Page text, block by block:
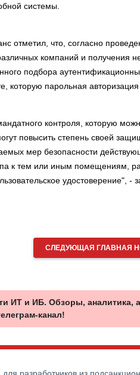
системы.
отметил, что, согласно
компаний и получения
подбора
которую парольная
контроля, которую
повысить степень своей
мер безопасности
к тем или иным помещениям,
удостоверение", -
СЛЕДУЮЩАЯ ГЛАВНАЯ
ИТ и ИБ. Обзоры, аналитика,
канал!
разработчиков из